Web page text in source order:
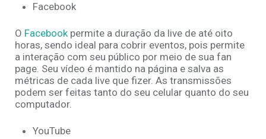
Facebook
O Facebookpermite a duração da live de até oito
horas, sendo ideal para cobrir eventos, pois permite
a interação com seu público por meio de sua fan
page. Seu vídeo é mantido na página e salva as
métricas de cada live que fizer. As transmissões
podem ser feitas tanto do seu celular quanto do seu
computador.
YouTube